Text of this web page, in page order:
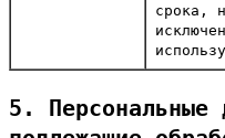
срока,
5. Персональные